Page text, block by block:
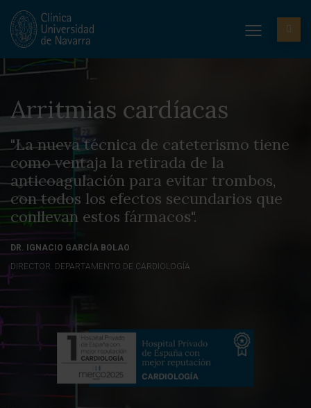
Arritmias cardíacas
"La nueva técnica de cateterismo tiene
como ventaja la retirada de la
anticoagulación para evitar trombos,
con todos los efectos secundarios que
conllevan estos fármacos".
DR. IGNACIO GARCÍA BOLAO
DIRECTOR. DEPARTAMENTO DE CARDIOLOGÍA